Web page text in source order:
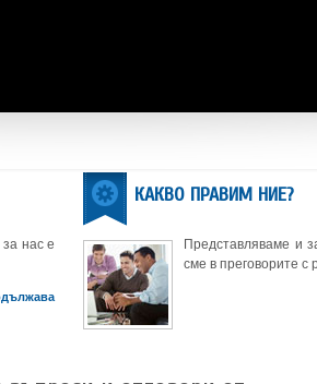
нас е
КАКВО ПРАВИМ НИЕ?
Представляваме и
сме в преговорите с